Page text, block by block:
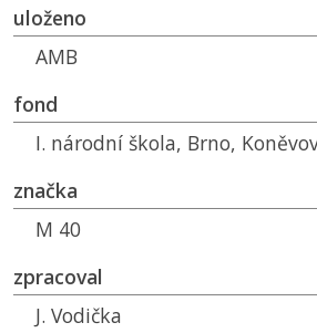
uloženo
AMB
fond
I. národní škola, Brno,
značka
M 40
zpracoval
J. Vodička